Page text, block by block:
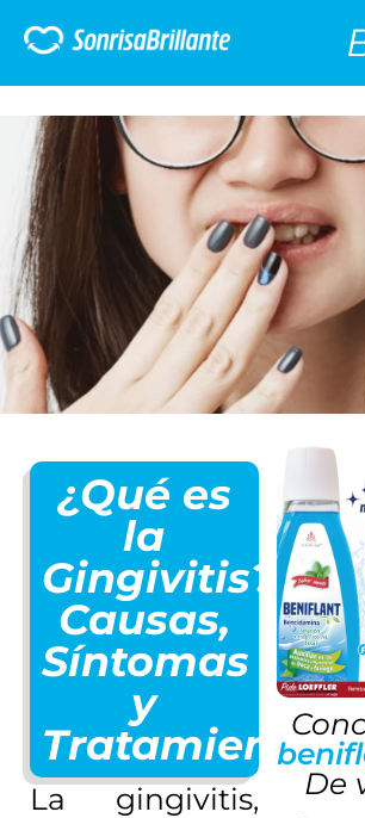
¿Qué es
la
Gingivitis?:
Causas,
Síntomas
y
Tratamientos
La gingivitis,
De